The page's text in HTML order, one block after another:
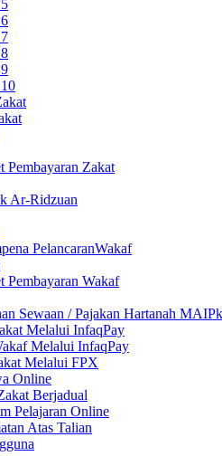
Pembayaran Zakat
Ar-Ridzuan
PelancaranWakaf
Pembayaran Wakaf
Sewaan / Pajakan Hartanah MAIPk
Melalui InfaqPay
Melalui InfaqPay
Melalui FPX
Online
Berjadual
Pelajaran Online
Atas Talian